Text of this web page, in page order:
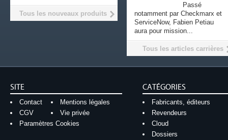
Passé
notamment par Checkmarx et
ServiceNow, Fabien Petiau
aura pour mission...
Tous les articles carrières
Tous les nouveaux produits
SITE
Contact
Mentions légales
CGV
Vie privée
Paramètres Cookies
CATÉGORIES
Fabricants, éditeurs
Revendeurs
Cloud
Dossiers